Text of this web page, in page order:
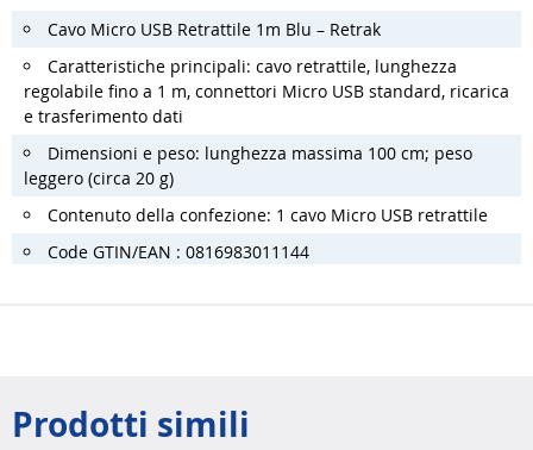
Cavo Micro USB Retrattile 1m Blu – Retrak
Caratteristiche principali: cavo retrattile, lunghezza
regolabile fino a 1 m, connettori Micro USB standard, ricarica
e trasferimento dati
Dimensioni e peso: lunghezza massima 100 cm; peso
leggero (circa 20 g)
Contenuto della confezione: 1 cavo Micro USB retrattile
Code GTIN/EAN : 0816983011144
Prodotti simili